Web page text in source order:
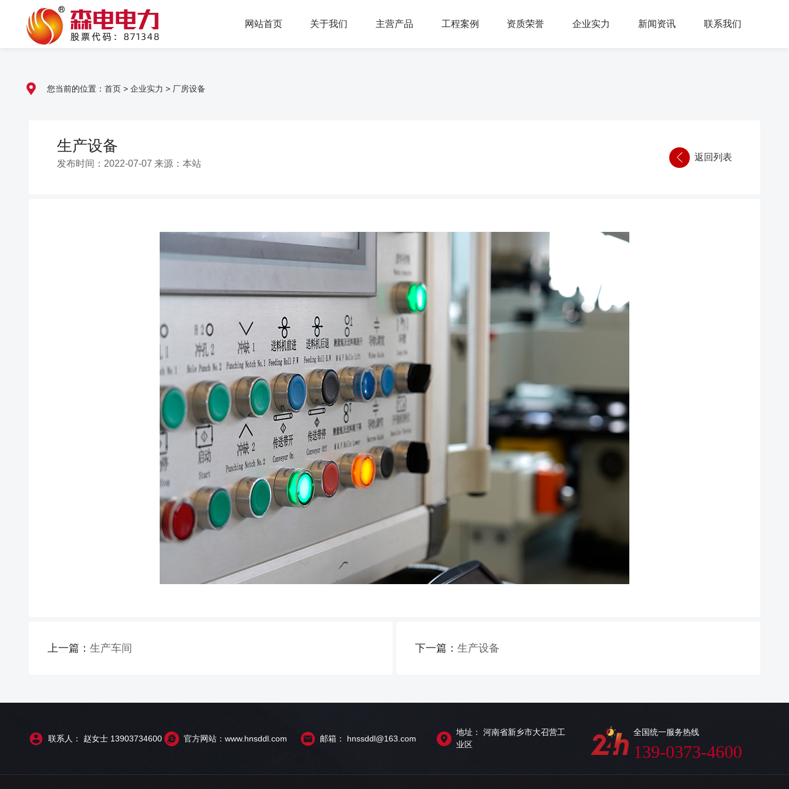
网站首页 关于我们 主营产品 工程案例 资质荣誉 企业实力 新闻资讯 联系我们
您当前的位置： 首页> 企业实力 > 厂房设备
生产设备
发布时间：2022-07-07 来源：本站
返回列表
上一篇： 生产车间 下一篇： 生产设备
联系人： 赵女士 13903734600 官方网站：www.hnsddl.com 邮箱： hnssddl@163.com
地址： 河南省新乡市大召营工
业区
全国统一服务热线
139-0373-4600